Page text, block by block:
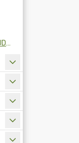
SPRAWOZDANIA Z WYKONANIA BUDŻETU